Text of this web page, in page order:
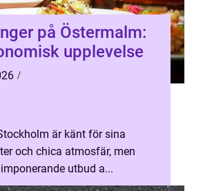
på Östermalm:
upplevelse
är känt för sina
och chica atmosfär, men
utbud a...